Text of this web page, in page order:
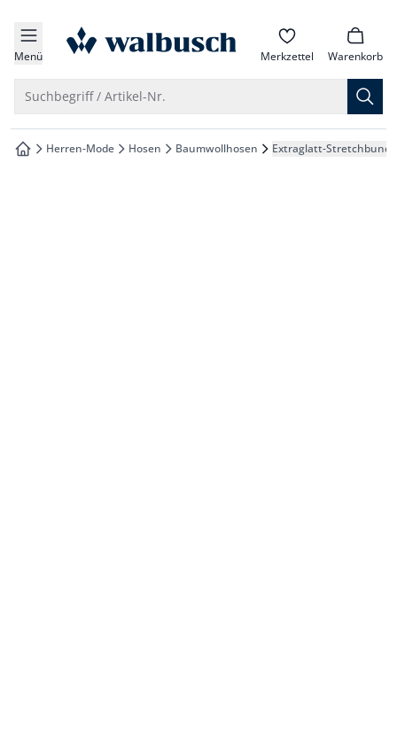
springen
springen
springen
springen
Menü zur Startseite Merkzettel Warenkorb
Suchbegriff / Artikel-Nr.
zur Startseite
Herren-Mode Hosen Baumwollhosen Extraglatt-Stretchbund